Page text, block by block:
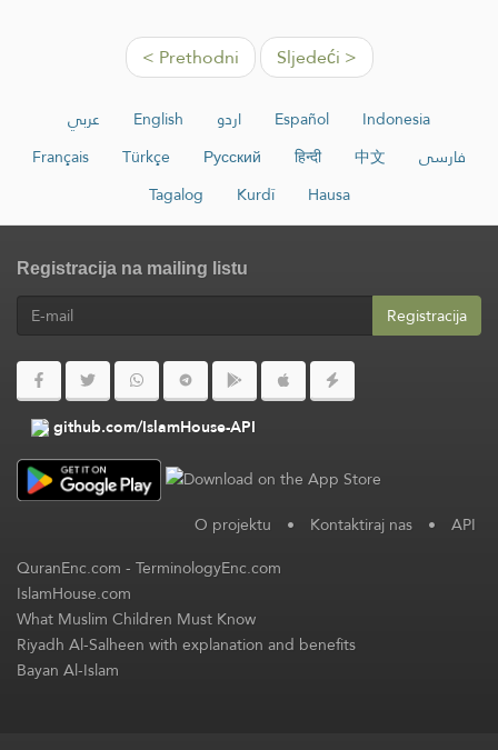
< Prethodni Sljedeći >
عربي English اردو Español
Indonesia
Français
Türkçe Русский हिन्दी 中文
فارسی
Tagalog
Kurdî Hausa
Registracija na mailing listu
Registracija
github.com/IslamHouse-API
O projektu • Kontaktiraj nas • API
QuranEnc.com-TerminologyEnc.com
IslamHouse.com
What Muslim Children Must Know
Riyadh Al-Salheen with explanation and benefits
Bayan Al-Islam